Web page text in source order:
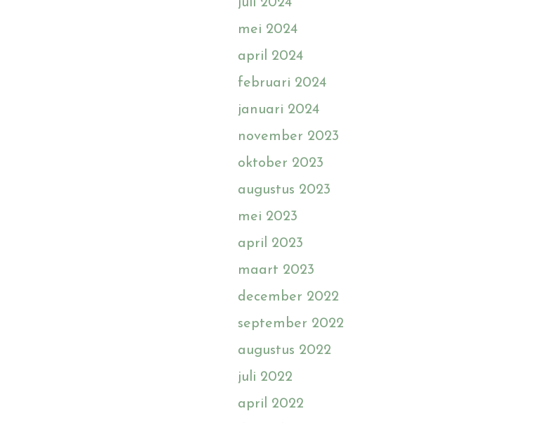
mei 2024
april 2024
februari 2024
januari 2024
november 2023
oktober 2023
augustus 2023
mei 2023
april 2023
maart 2023
december 2022
september 2022
augustus 2022
juli 2022
april 2022